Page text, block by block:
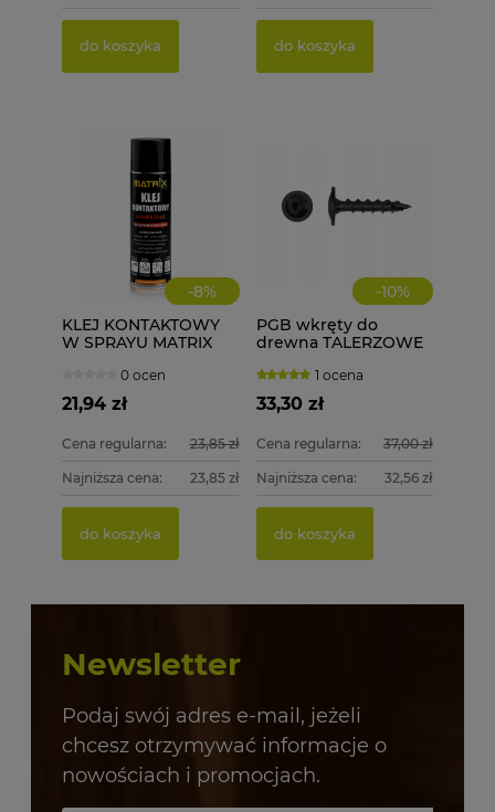
do koszyka do koszyka
-8%
KLEJ KONTAKTOWY
W SPRAYU MATRIX
LAMINATÓW MDF
PCV OBRZEŻA
0 ocen
21,94 zł
Cena regularna: 23,85 zł
Najniższa cena: 23,85 zł
do koszyka
-10%
PGB wkręty do
drewna TALERZOWE
szt. + BIT1 ocena
33,30 zł
Cena regularna: 37,00 zł
Najniższa cena: 32,56 zł
do koszyka
Newsletter
Podaj swój adres e-mail, jeżeli
chcesz otrzymywać informacje o
nowościach i promocjach.